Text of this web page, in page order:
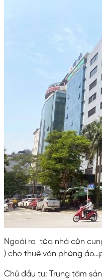
Ngoài ra tòa nhà còn
) cho thuê văn phòng
Chủ đầu tư: Trung tâm